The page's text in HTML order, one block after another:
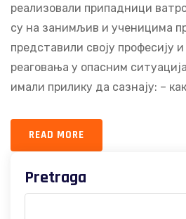
реализовали припадници
су на занимљив и ученицима
представили своју професију
реаговања у опасним
имали прилику да сазнају: –
READ MORE
Pretraga